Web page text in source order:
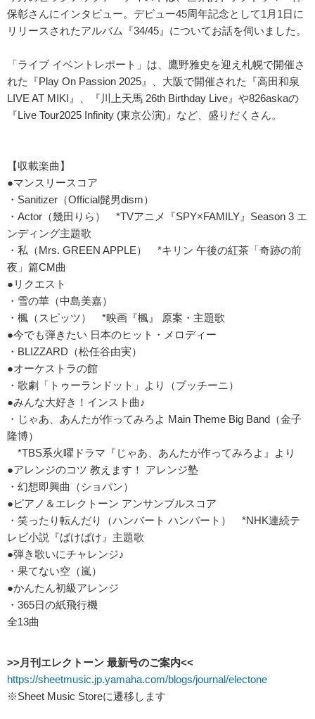
保彰さんにインタビュー。デビュー45周年記念として1月1日に
リリースされたアルバム『34/45』についてお話を伺いました。
「ライブ イベントレポート」は、鷹野雅史を迎え札幌で開催さ
れた『Play On Passion 2025』、大阪で開催された『高田和泉
LIVE AT MIKI』、『川上天馬 26th Birthday Live』や826askaの
『Live Tour2025 Infinity (東京公演)』など、盛りだくさん。
【収載楽曲】
●マンスリースコア
・Sanitizer（Official髭男dism）
・Actor（幾田りら） *TVアニメ『SPY×FAMILY』Season 3 エ
ンディング主題歌
・私（Mrs. GREEN APPLE） *キリン 午後の紅茶「奇跡の前
夜」篇CM曲
●リクエスト
・雪の華（中島美嘉）
・楓（スピッツ） *映画『楓』 原案・主題歌
●今でも弾きたい 日本のヒット・メロディー
・BLIZZARD（松任谷由実）
●オーケストラの館
・歌劇「トゥーランドット」より（プッチーニ）
●みんな大好き！インスト曲♪
・じゃあ、あんたが作ってみろよ Main Theme Big Band（金子
隆博）
*TBS系火曜ドラマ『じゃあ、あんたが作ってみろよ』より
●アレンジのコツ 教えます！ アレンジ塾
・幻想即興曲（ショパン）
●ピアノ＆エレクトーン アンサンブルスコア
・笑ったり転んだり（ハンバート ハンバート） *NHK連続テ
レビ小説『ばけばけ』主題歌
●弾き歌いにチャレンジ♪
・果てない空（嵐）
●かんたん初級アレンジ
・365日の紙飛行機
全13曲
>>月刊エレクトーン 最新号のご案内<<
https://sheetmusic.jp.yamaha.com/blogs/journal/electone
※Sheet Music Storeに遷移します